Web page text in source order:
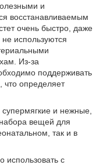
и
восстанавливаемым
очень быстро, даже
используются
Из-за
поддерживать
что определяет
и нежные,
вещей для
так и в
использовать с